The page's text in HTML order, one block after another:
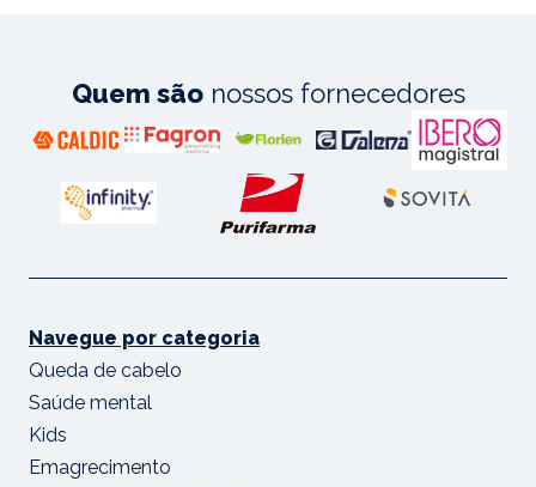
Quem sãonossos fornecedores
Navegue por categoria
Queda de cabelo
Saúde mental
Kids
Emagrecimento